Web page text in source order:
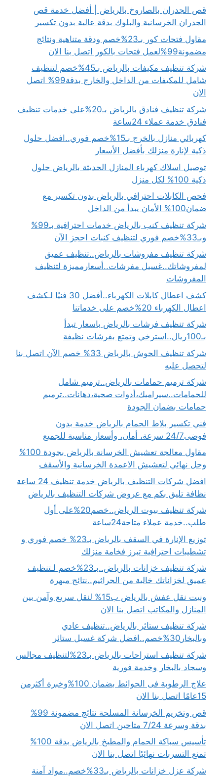
قص الجدران بالصاروخ بالرياض | أفضل خدمة قص
الجدران الخرسانية والبلوك بدقة عالية بدون تكسير
مقاول فتحات كور بـ23%خصم ودقة متناهية ونتائج
مضمونة99%لعمل فتحات بالكور اتصل بنا الان
شركة تنظيف مكيفات بالرياض بـ45%خصم لتنظيف
شامل للمكيفات من الداخل والخارج بدقة99% اتصل
الان
شركة تنظيف فنادق بالرياض بـ20%على خدمات تنظيف
فنادق خدمة عملاء 24ساعة
كهربائي منازل بالخرج بـ15%خصم فوري..افضل حلول
ذكية لإنارة منزلك بأفضل الأسعار
توصيل اسلاك كهرباء المنازل الحديثة بالرياض حلول
ذكية 100% لكل منزل
فحص الكابلات احترافي بالرياض بدون تكسير مع
ضمان100% الأمان يبدأ من الداخل
شركة تنظيف كنب بالرياض خدمات احترافية بـ99%
وبـ33%خصم فوري لتنظيف كنبات احجز الآن
شركة تنظيف مفروشات بالرياض..تنظيف عميق
لمفروشاتك..غسيل مفرشات..أسعارمميزة لتنظيف
المفروشات
كشف اعطال كابلات الكهرباء..أفضل 30 فنيًا لـكشف
اعطال الكهرباء 20%خصم على خدماتنا
شركة تنظيف فرشات بالرياض باسعار تبدأ
بـ100ريال..استرخي وتمتع بفرشات نظيفة
شركة تنظيف الحوش بالرياض 33% خصم الآن اتصل بنا
لتحصل عليه
شركة ترميم حمامات بالرياض..ترميم شامل
للحمامات..سيراميك،أدوات صحية،دهانات..ترميم
حمامات بضمان الجودة
فني تكسير بلاط الحمام بالرياض خدمة بدون
فوضى24/7 سرعة، أمان، وأسعار مناسبة للجميع
مقاول معالجة تعشيش الخرسانة بالرياض بجودة 100%
وحل نهائي لتعشيش الاعمدة الخرسانية والأسقف
افضل شركات التنظيف بالرياض خدمة تنظيف 24 ساعة
نظافة تليق بكم مع عروض شركات التنظيف بالرياض
شركة تنظيف بيوت الرياض..خصم20%على أول
طلب..خدمة عملاء متاحة24ساعة
توزيع الإنارة في السقف بالرياض بـ23% خصم فوري و
تشطيبات احترافية تبرز فخامة منزلك
شركة تنظيف خزانات بالرياض..بـ23%خصم لـتنظيف
عميق لخزاناتك خالية من الجراثيم..نتائج مبهرة
ونيت نقل عفش بالرياض ب15% لنقل سريع وآمن بين
المنازل والمكاتب اتصل بنا الان
شركة تنظيف ستائر بالرياض..تنظيف عادي
وبالبخار30%خصم..افضل شركة غسيل ستائر
شركة تنظيف استراحات بالرياض بـ23%لتنظيف مجالس
وسجاد بالبخار وخدمة فورية
علاج الرطوبة فى الحوائط بضمان 100%وخبرة أكثرمن
15عامًا اتصل بنا الان
قص وتخريم الخرسانة المسلحة نتائج مضمونة 99%
بدقة وسرعة 7/24 متاحين اتصل الان
تأسيس سباكة الحمام والمطبخ بالرياض بدقة 100%
تمنع التسربات نهائيًا اتصل بنا الان
شركة عزل خزانات بالرياض بـ33%خصم..مواد آمنة